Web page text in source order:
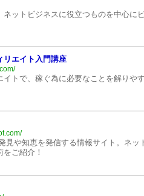
ネットビジネスに役立つものを中心に
リエイト入門講座
トで、稼ぐ為に必要なことを解りやす
見や知恵を発信する情報サイト。ネッ
ご紹介！